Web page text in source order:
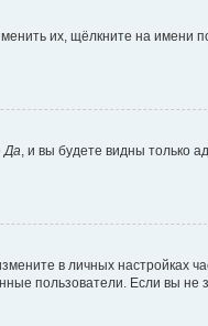
их, щёлкните на имени
Да , и вы будете видны только
в личных настройках
пользователи. Если вы